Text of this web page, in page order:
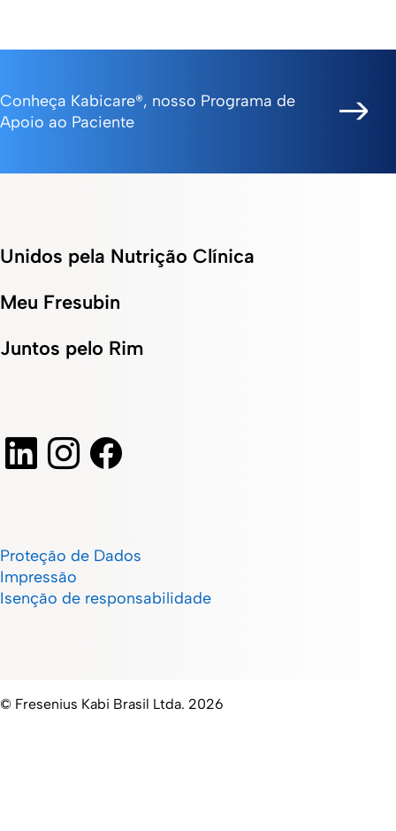
Conheça Kabicare®, nosso Programa de
Apoio ao Paciente
Unidos pela Nutrição Clínica
Meu Fresubin
Juntos pelo Rim
Proteção de Dados
Impressão
Isenção de responsabilidade
© Fresenius Kabi Brasil Ltda. 2026